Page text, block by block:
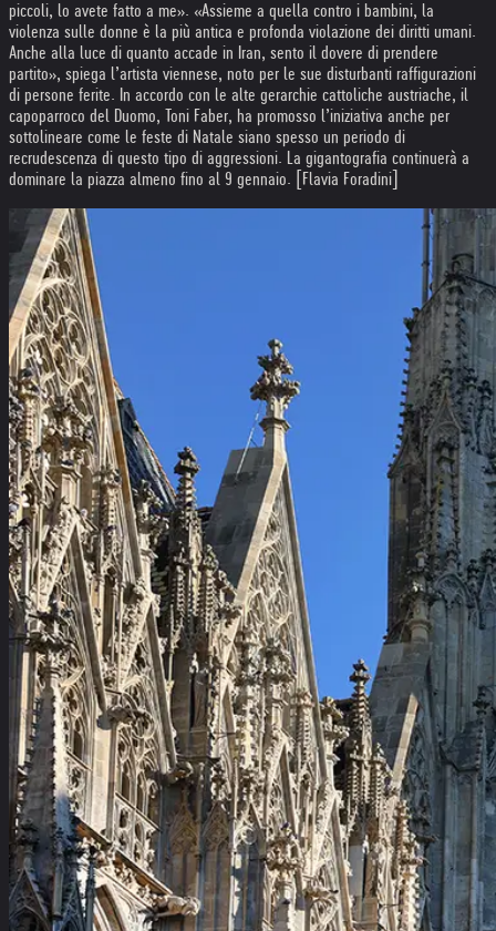
piccoli, lo avete fatto a me». «Assieme a quella contro i bambini, la
violenza sulle donne è la più antica e profonda violazione dei diritti umani.
Anche alla luce di quanto accade in Iran, sento il dovere di prendere
partito», spiega l’artista viennese, noto per le sue disturbanti raffigurazioni
di persone ferite. In accordo con le alte gerarchie cattoliche austriache, il
capoparroco del Duomo, Toni Faber, ha promosso l’iniziativa anche per
sottolineare come le feste di Natale siano spesso un periodo di
recrudescenza di questo tipo di aggressioni. La gigantografia continuerà a
dominare la piazza almeno fino al 9 gennaio. [Flavia Foradini]